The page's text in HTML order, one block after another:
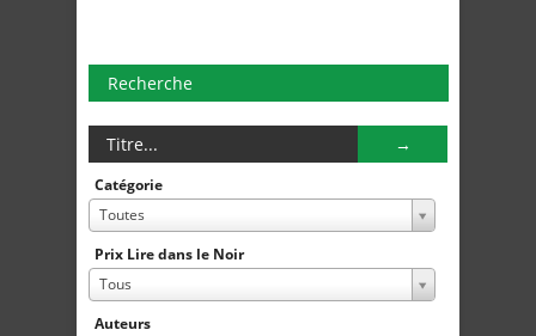
Recherche
Catégorie
Toutes
Prix Lire dans le Noir
Tous
Auteurs